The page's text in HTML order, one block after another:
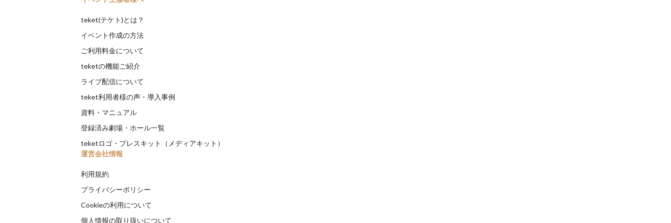
teket(テケト)とは？
イベント作成の方法
ご利用料金について
teketの機能ご紹介
ライブ配信について
teket利用者様の声・導入事例
資料・マニュアル
登録済み劇場・ホール一覧
teketロゴ・プレスキット（メディアキット）
運営会社情報
利用規約
プライバシーポリシー
Cookieの利用について
個人情報の取り扱いについて